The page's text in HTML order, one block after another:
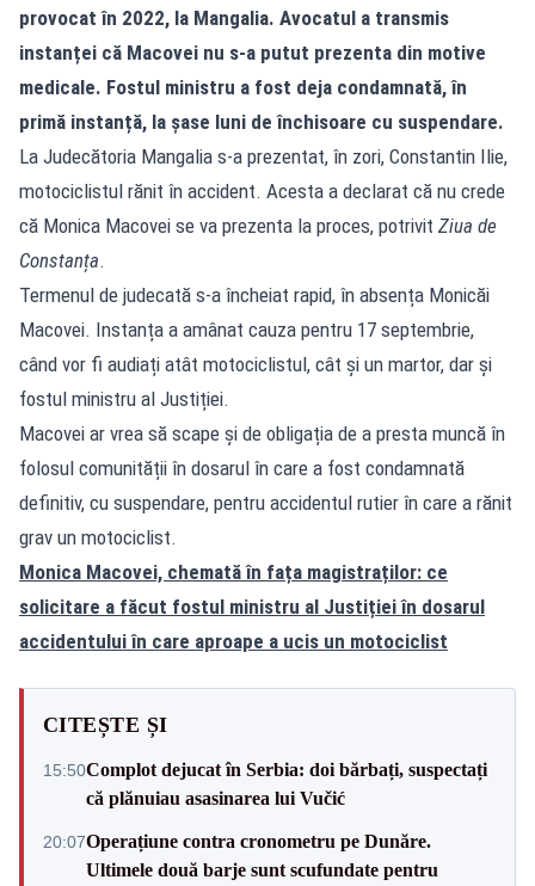
provocat în 2022, la Mangalia. Avocatul a transmis
instanței că Macovei nu s-a putut prezenta din motive
medicale. Fostul ministru a fost deja condamnată, în
primă instanță, la șase luni de închisoare cu suspendare.
La Judecătoria Mangalia s-a prezentat, în zori, Constantin Ilie,
motociclistul rănit în accident. Acesta a declarat că nu crede
că Monica Macovei se va prezenta la proces, potrivit Ziua de
Constanța.
Termenul de judecată s-a încheiat rapid, în absența Monicăi
Macovei. Instanța a amânat cauza pentru 17 septembrie,
când vor fi audiați atât motociclistul, cât și un martor, dar și
fostul ministru al Justiției.
Macovei ar vrea să scape și de obligația de a presta muncă în
folosul comunității în dosarul în care a fost condamnată
definitiv, cu suspendare, pentru accidentul rutier în care a rănit
grav un motociclist.
Monica Macovei, chemată în fața magistraților: ce
solicitare a făcut fostul ministru al Justiției în dosarul
accidentului în care aproape a ucis un motociclist
CITEȘTE ȘI
15:50Complot dejucat în Serbia: doi bărbați, suspectați
că plănuiau asasinarea lui Vučić
20:07Operațiune contra cronometru pe Dunăre.
Ultimele două barje sunt scufundate pentru